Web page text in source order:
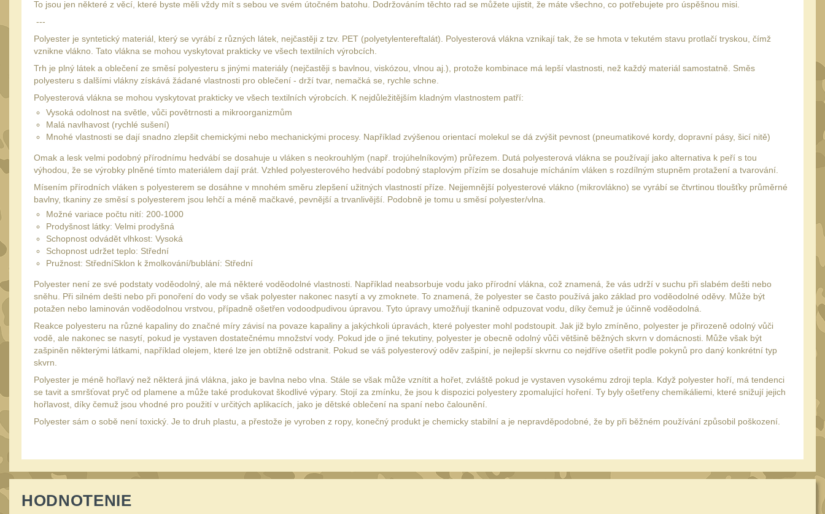
To jsou jen některé z věcí, které byste měli vždy mít s sebou ve svém útočném batohu. Dodržováním těchto rad se můžete ujistit, že máte všechno, co potřebujete pro úspěšnou misi.
---
Polyester je syntetický materiál, který se vyrábí z různých látek, nejčastěji z tzv. PET (polyetylentereftalát). Polyesterová vlákna vznikají tak, že se hmota v tekutém stavu protlačí tryskou, čímž
vznikne vlákno. Tato vlákna se mohou vyskytovat prakticky ve všech textilních výrobcích.
Trh je plný látek a oblečení ze směsí polyesteru s jinými materiály (nejčastěji s bavlnou, viskózou, vlnou aj.), protože kombinace má lepší vlastnosti, než každý materiál samostatně. Směs
polyesteru s dalšími vlákny získává žádané vlastnosti pro oblečení - drží tvar, nemačká se, rychle schne.
Polyesterová vlákna se mohou vyskytovat prakticky ve všech textilních výrobcích. K nejdůležitějším kladným vlastnostem patří:
Vysoká odolnost na světle, vůči povětrnosti a mikroorganizmům
Malá navlhavost (rychlé sušení)
Mnohé vlastnosti se dají snadno zlepšit chemickými nebo mechanickými procesy. Například zvýšenou orientací molekul se dá zvýšit pevnost (pneumatikové kordy, dopravní pásy, šicí nitě)
Omak a lesk velmi podobný přírodnímu hedvábí se dosahuje u vláken s neokrouhlým (např. trojúhelníkovým) průřezem. Dutá polyesterová vlákna se používají jako alternativa k peří s tou
výhodou, že se výrobky plněné tímto materiálem dají prát. Vzhled polyesterového hedvábí podobný staplovým přízím se dosahuje mícháním vláken s rozdílným stupněm protažení a tvarování.
Mísením přírodních vláken s polyesterem se dosáhne v mnohém směru zlepšení užitných vlastností příze. Nejjemnější polyesterové vlákno (mikrovlákno) se vyrábí se čtvrtinou tloušťky průměrné
bavlny, tkaniny ze směsí s polyesterem jsou lehčí a méně mačkavé, pevnější a trvanlivější. Podobně je tomu u směsí polyester/vlna.
Možné variace počtu nití: 200-1000
Prodyšnost látky: Velmi prodyšná
Schopnost odvádět vlhkost: Vysoká
Schopnost udržet teplo: Střední
Pružnost: StředníSklon k žmolkování/bublání: Střední
Polyester není ze své podstaty voděodolný, ale má některé voděodolné vlastnosti. Například neabsorbuje vodu jako přírodní vlákna, což znamená, že vás udrží v suchu při slabém dešti nebo
sněhu. Při silném dešti nebo při ponoření do vody se však polyester nakonec nasytí a vy zmoknete. To znamená, že polyester se často používá jako základ pro voděodolné oděvy. Může být
potažen nebo laminován voděodolnou vrstvou, případně ošetřen vodoodpudivou úpravou. Tyto úpravy umožňují tkanině odpuzovat vodu, díky čemuž je účinně voděodolná.
Reakce polyesteru na různé kapaliny do značné míry závisí na povaze kapaliny a jakýchkoli úpravách, které polyester mohl podstoupit. Jak již bylo zmíněno, polyester je přirozeně odolný vůči
vodě, ale nakonec se nasytí, pokud je vystaven dostatečnému množství vody. Pokud jde o jiné tekutiny, polyester je obecně odolný vůči většině běžných skvrn v domácnosti. Může však být
zašpiněn některými látkami, například olejem, které lze jen obtížně odstranit. Pokud se váš polyesterový oděv zašpiní, je nejlepší skvrnu co nejdříve ošetřit podle pokynů pro daný konkrétní typ
skvrn.
Polyester je méně hořlavý než některá jiná vlákna, jako je bavlna nebo vlna. Stále se však může vznítit a hořet, zvláště pokud je vystaven vysokému zdroji tepla. Když polyester hoří, má tendenci
se tavit a smršťovat pryč od plamene a může také produkovat škodlivé výpary. Stojí za zmínku, že jsou k dispozici polyestery zpomalující hoření. Ty byly ošetřeny chemikáliemi, které snižují jejich
hořlavost, díky čemuž jsou vhodné pro použití v určitých aplikacích, jako je dětské oblečení na spaní nebo čalounění.
Polyester sám o sobě není toxický. Je to druh plastu, a přestože je vyroben z ropy, konečný produkt je chemicky stabilní a je nepravděpodobné, že by při běžném používání způsobil poškození.
HODNOTENIE